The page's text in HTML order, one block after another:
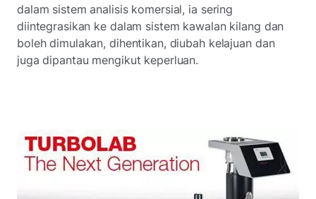
dalam sistem analisis komersial, ia sering
diintegrasikan ke dalam sistem kawalan kilang dan
boleh dimulakan, dihentikan, diubah kelajuan dan
juga dipantau mengikut keperluan.